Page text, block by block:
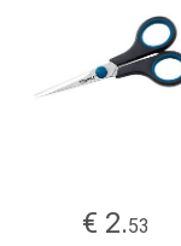
€ 2.53